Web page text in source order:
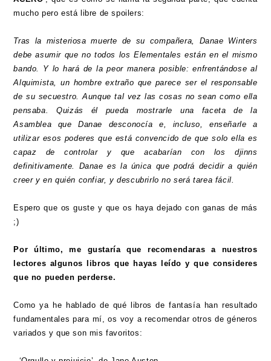
mucho pero está libre de spoilers:
Tras la misteriosa muerte de su compañera, Danae Winters
debe asumir que no todos los Elementales están en el mismo
bando. Y lo hará de la peor manera posible: enfrentándose al
Alquimista, un hombre extraño que parece ser el responsable
de su secuestro. Aunque tal vez las cosas no sean como ella
pensaba. Quizás él pueda mostrarle una faceta de la
Asamblea que Danae desconocía e, incluso, enseñarle a
utilizar esos poderes que está convencido de que solo ella es
capaz de controlar y que acabarían con los djinns
definitivamente. Danae es la única que podrá decidir a quién
creer y en quién confiar, y descubrirlo no será tarea fácil.
Espero que os guste y que os haya dejado con ganas de más
;)
Por último, me gustaría que recomendaras a nuestros
lectores algunos libros que hayas leído y que consideres
que no pueden perderse.
Como ya he hablado de qué libros de fantasía han resultado
fundamentales para mí, os voy a recomendar otros de géneros
variados y que son mis favoritos: